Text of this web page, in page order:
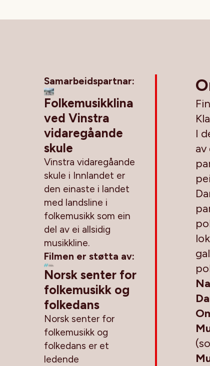
Samarbeidspartnar:
Folkemusikklina
ved Vinstra
vidaregåande
skule
Vinstra vidaregåande
skule i Innlandet er
den einaste i landet
med landsline i
folkemusikk som ein
del av ei allsidig
musikkline.
Filmen er støtta av:
Norsk senter for
folkemusikk og
folkedans
Norsk senter for
folkemusikk og
folkedans er et
ledende
I
av